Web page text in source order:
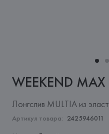
WEEKEND MAX
Лонгслив MULTIA из
Артикул товара: 2425946011